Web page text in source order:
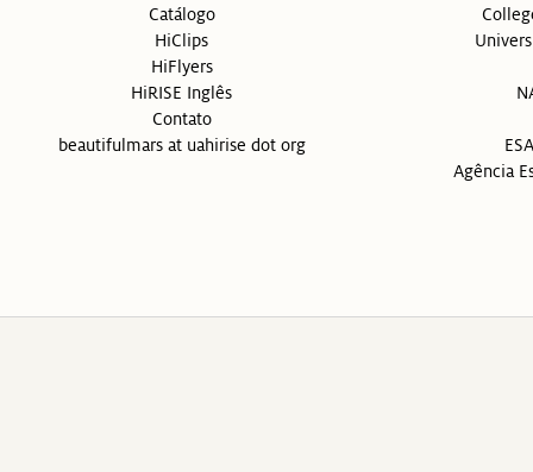
Catálogo
HiClips
HiFlyers
HiRISE Inglês
Contato
beautifulmars at uahirise dot org
Agência